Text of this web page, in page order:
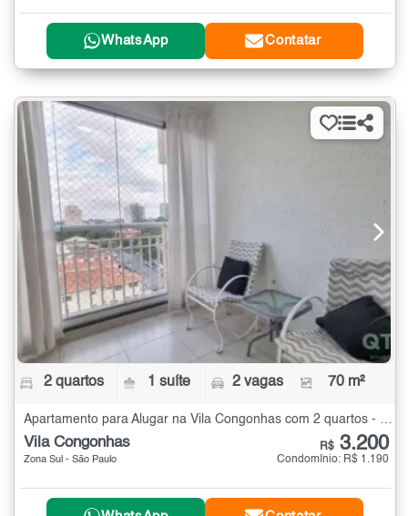
WhatsApp Contatar
2 quartos 1 suíte 2 vagas 70 m²
Apartamento para Alugar na Vila Congonhas com 2 quartos - 70 m²
Vila Congonhas
Zona Sul - São Paulo
R$ 3.200
Condomínio: R$ 1.190